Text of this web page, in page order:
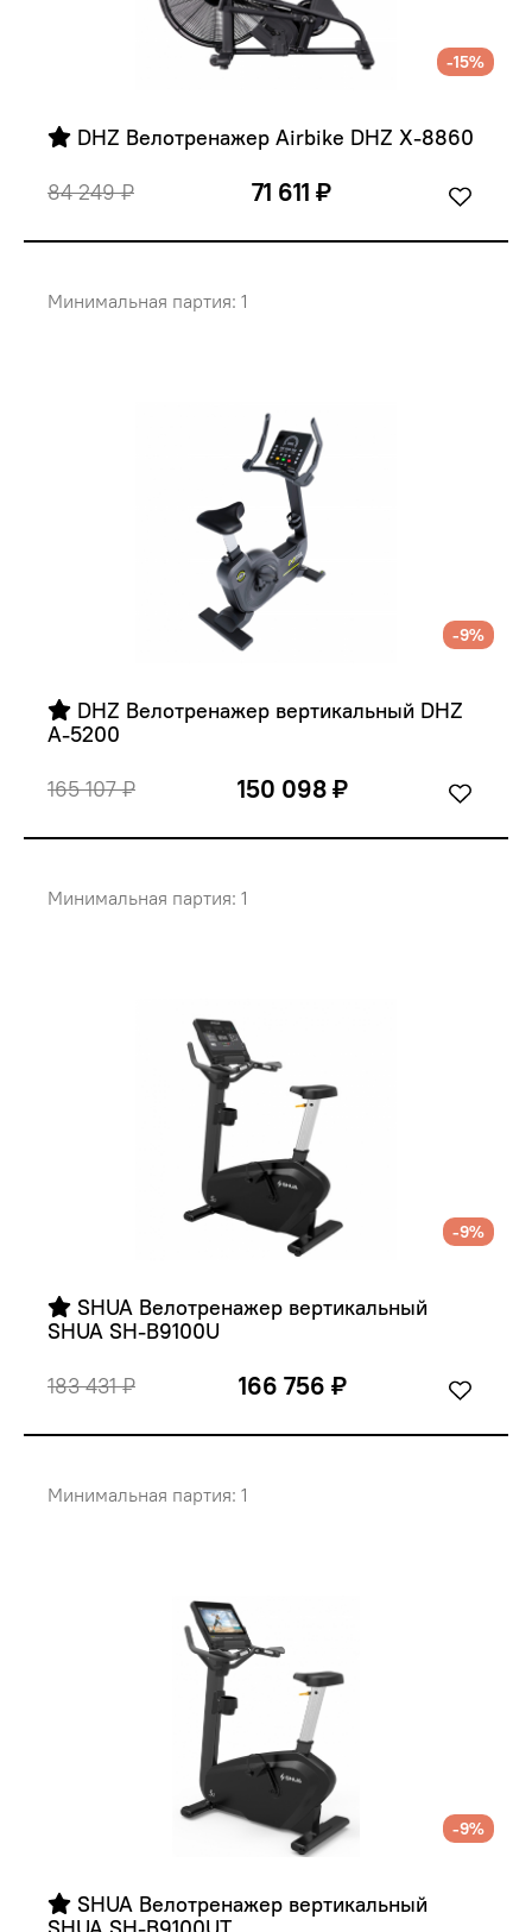
-15%
DHZ Велотренажер Airbike DHZ X-8860
84 249 ₽
71 611 ₽
Минимальная партия: 1
-9%
DHZ Велотренажер вертикальный DHZ
A-5200
165 107 ₽
150 098 ₽
Минимальная партия: 1
-9%
SHUA Велотренажер вертикальный
SHUA SH-B9100U
183 431 ₽
166 756 ₽
Минимальная партия: 1
-9%
SHUA Велотренажер вертикальный